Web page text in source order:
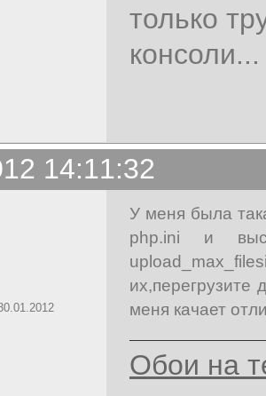
только
консоли...
14:11:32
У меня была
php.ini и
их,перегрузите
меня качает
Обои на